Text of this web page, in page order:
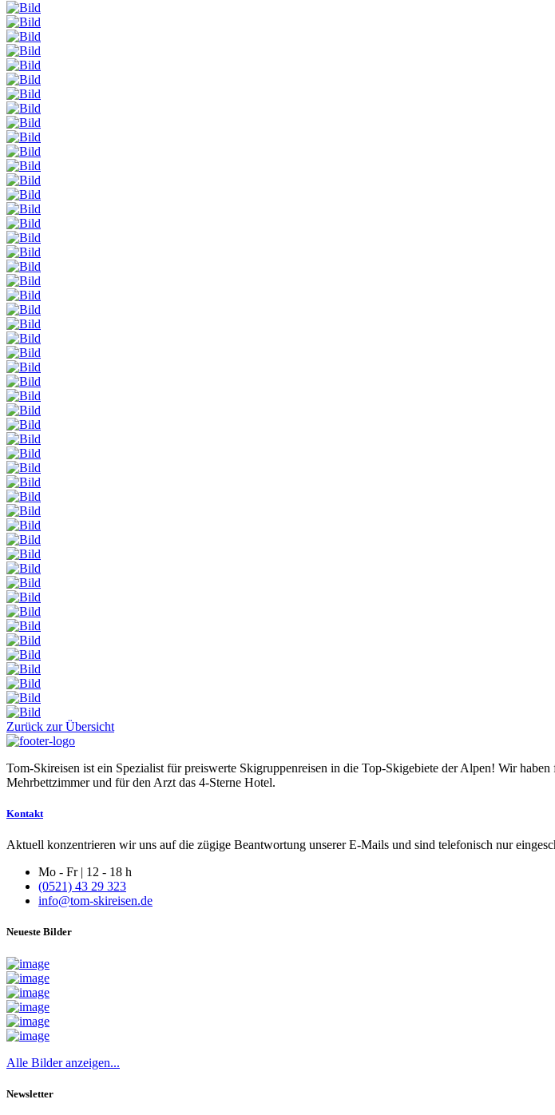
Zurück zur Übersicht
Tom-Skireisen ist ein Spezialist für preiswerte Skigruppenreisen in die Top-Skigebiete der Alpen! Wir
Mehrbettzimmer und für den Arzt das 4-Sterne Hotel.
Kontakt
Aktuell konzentrieren wir uns auf die zügige Beantwortung unserer E-Mails und sind telefonisch nur
Mo - Fr | 12 - 18 h
(0521) 43 29 323
info@tom-skireisen.de
Neueste Bilder
Alle Bilder anzeigen...
Newsletter